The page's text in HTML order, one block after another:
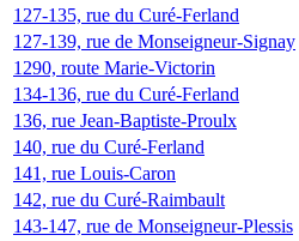
127-135, rue du Curé-Ferland
127-139, rue de Monseigneur-Signay
1290, route Marie-Victorin
134-136, rue du Curé-Ferland
136, rue Jean-Baptiste-Proulx
140, rue du Curé-Ferland
141, rue Louis-Caron
142, rue du Curé-Raimbault
143-147, rue de Monseigneur-Plessis